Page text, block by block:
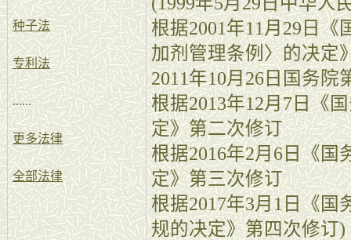
种子法
专利法
......
更多法律
全部法律
根据2001年11月29日
加剂管理条例〉的决定
2011年10月26日国务院
根据2013年12月7日《
定》第二次修订
根据2016年2月6日《国
定》第三次修订
根据2017年3月1日《
规的决定》第四次修订)